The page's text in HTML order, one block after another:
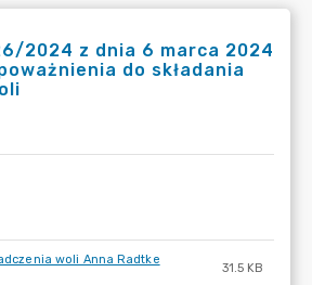
2024 z dnia 6 marca 2024
do składania
woli Anna Radtke
31.5 KB